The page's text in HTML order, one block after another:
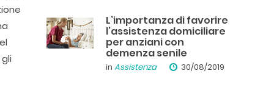
L’importanza di favorire
l’assistenza domiciliare
per anziani con
demenza senile
in Assistenza 30/08/2019